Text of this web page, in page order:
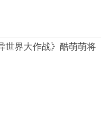
世界大作战》酷萌萌将